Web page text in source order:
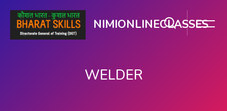
NIMIONLINECLASSES
WELDER